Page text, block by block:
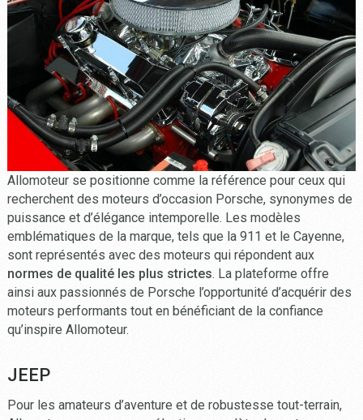
Allomoteur se positionne comme la référence pour ceux qui
recherchent des moteurs d’occasion Porsche, synonymes de
puissance et d’élégance intemporelle. Les modèles
emblématiques de la marque, tels que la 911 et le Cayenne,
sont représentés avec des moteurs qui répondent aux
normes de qualité les plus strictes. La plateforme offre
ainsi aux passionnés de Porsche l’opportunité d’acquérir des
moteurs performants tout en bénéficiant de la confiance
qu’inspire Allomoteur.
JEEP
Pour les amateurs d’aventure et de robustesse tout-terrain,